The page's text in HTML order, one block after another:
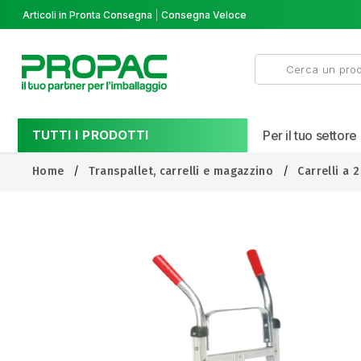
Articoli in Pronta Consegna Consegna Veloce
TUTTI I PRODOTTI Per il tuo settore
Home Transpallet, carrelli e magazzino Carrelli a